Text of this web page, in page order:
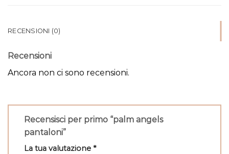
RECENSIONI (0)
Recensioni
Ancora non ci sono recensioni.
Recensisci per primo “palm angels
pantaloni”
La tua valutazione *